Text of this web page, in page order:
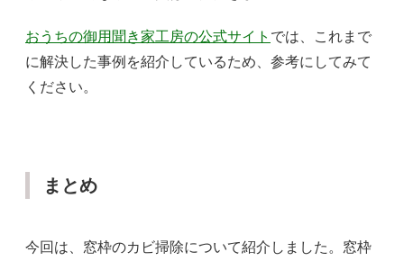
おうちの御用聞き家工房の公式サイト では、これまで
に解決した事例を紹介しているため、参考にしてみて
ください。
まとめ
今回は、窓枠のカビ掃除について紹介しました。窓枠